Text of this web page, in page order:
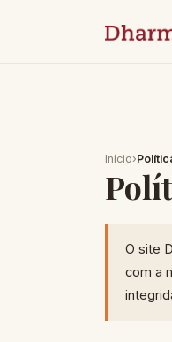
Início›
O site
com a